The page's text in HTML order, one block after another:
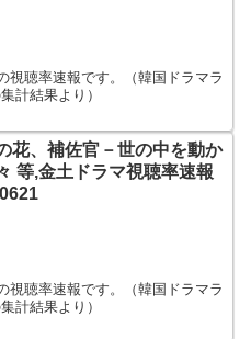
視聴率速報です。（韓国ドラマラ
計結果より）
花、補佐官－世の中を動か
等,金土ドラマ視聴率速報
視聴率速報です。（韓国ドラマラ
計結果より）